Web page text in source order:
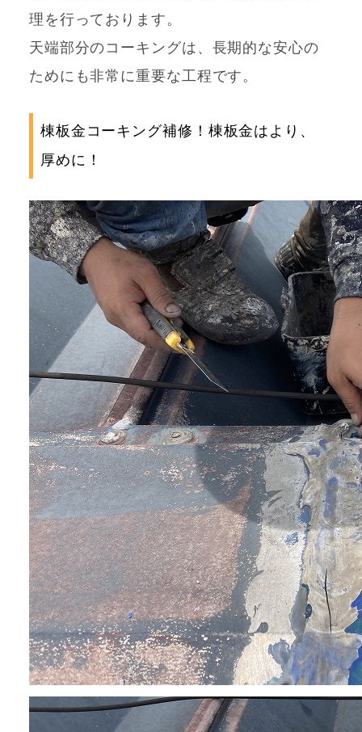
理を行っております。
天端部分のコーキングは、長期的な安心の
ためにも非常に重要な工程です。
棟板金コーキング補修！棟板金はより、
厚めに！